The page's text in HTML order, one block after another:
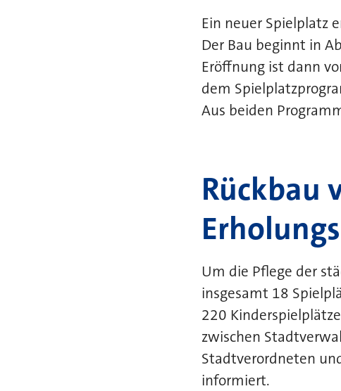
Ein neuer Spielplatz
Der Bau beginnt in
Eröffnung ist dann
dem
Aus beiden
Rückbau
Um die Pflege der
insgesamt 18
220
zwischen
Stadtverordneten
informiert.